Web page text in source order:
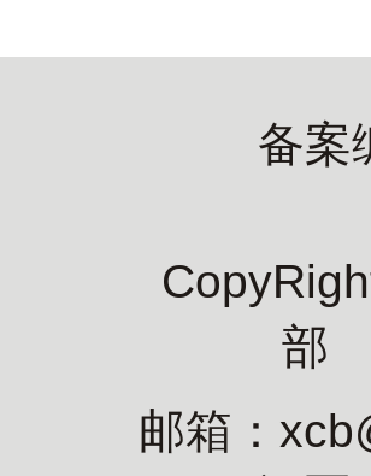
备案
部
邮箱：